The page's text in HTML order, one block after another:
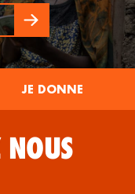
JE DONNE